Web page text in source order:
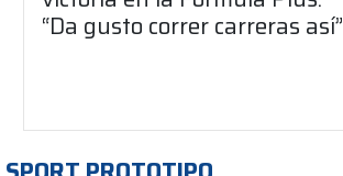
“Da gusto correr carreras así”